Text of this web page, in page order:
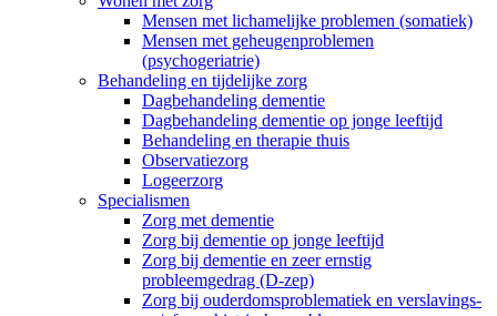
Mensen met lichamelijke problemen (somatiek)
Mensen met geheugenproblemen
(psychogeriatrie)
Behandeling en tijdelijke zorg
Dagbehandeling dementie
Dagbehandeling dementie op jonge leeftijd
Behandeling en therapie thuis
Observatiezorg
Logeerzorg
Specialismen
Zorg met dementie
Zorg bij dementie op jonge leeftijd
Zorg bij dementie en zeer ernstig
probleemgedrag (D-zep)
Zorg bij ouderdomsproblematiek en verslavings-